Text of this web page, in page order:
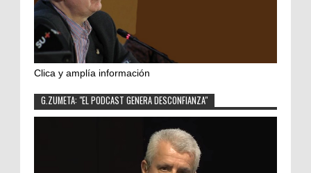
Clica y amplía información
G.ZUMETA: "EL PODCAST GENERA DESCONFIANZA"